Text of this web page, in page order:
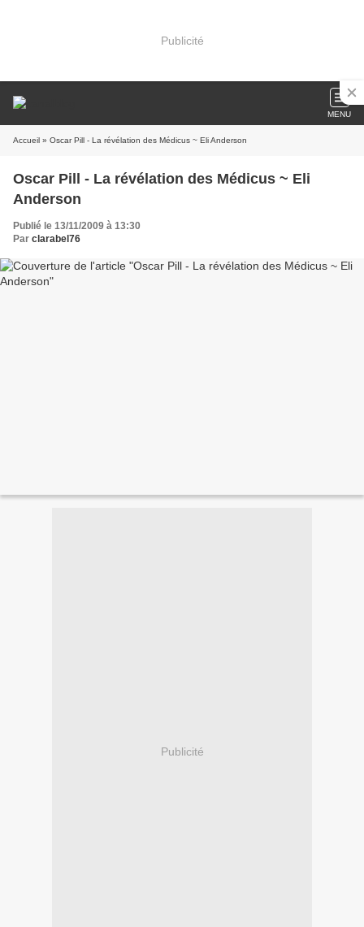
Publicité
MENU
Accueil » Oscar Pill - La révélation des Médicus ~ Eli Anderson
Oscar Pill - La révélation des Médicus ~ Eli
Anderson
Publié le 13/11/2009 à 13:30
Par clarabel76
Publicité